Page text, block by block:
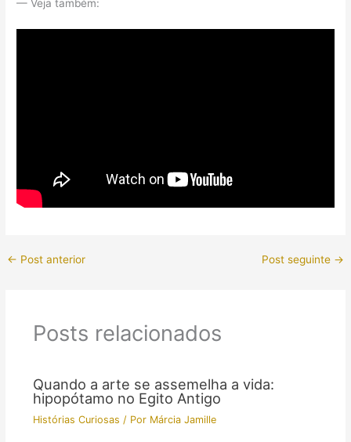
— Veja também:
← Post anterior Post seguinte →
Posts relacionados
Quando a arte se assemelha a vida:
hipopótamo no Egito Antigo
Histórias Curiosas / Por Márcia Jamille